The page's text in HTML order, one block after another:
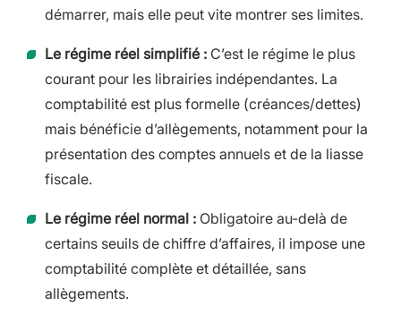
démarrer, mais elle peut vite montrer ses limites.
Le régime réel simplifié : C’est le régime le plus
courant pour les librairies indépendantes. La
comptabilité est plus formelle (créances/dettes)
mais bénéficie d’allègements, notamment pour la
présentation des comptes annuels et de la liasse
fiscale.
Le régime réel normal : Obligatoire au-delà de
certains seuils de chiffre d’affaires, il impose une
comptabilité complète et détaillée, sans
allègements.